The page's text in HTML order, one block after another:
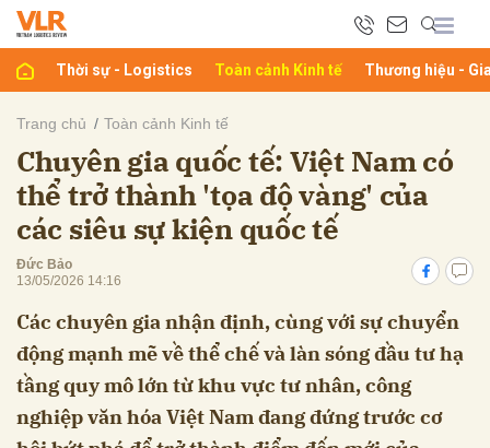
Thời sự - Logistics Toàn cảnh Kinh tế Thương hiệu -
Trang chủ Toàn cảnh Kinh tế
Chuyên gia quốc tế: Việt Nam có
thể trở thành 'tọa độ vàng' của
các siêu sự kiện quốc tế
Đức Bảo
13/05/2026 14:16
Các chuyên gia nhận định, cùng với sự chuyển
động mạnh mẽ về thể chế và làn sóng đầu tư hạ
tầng quy mô lớn từ khu vực tư nhân, công
nghiệp văn hóa Việt Nam đang đứng trước cơ
luận
Hủy